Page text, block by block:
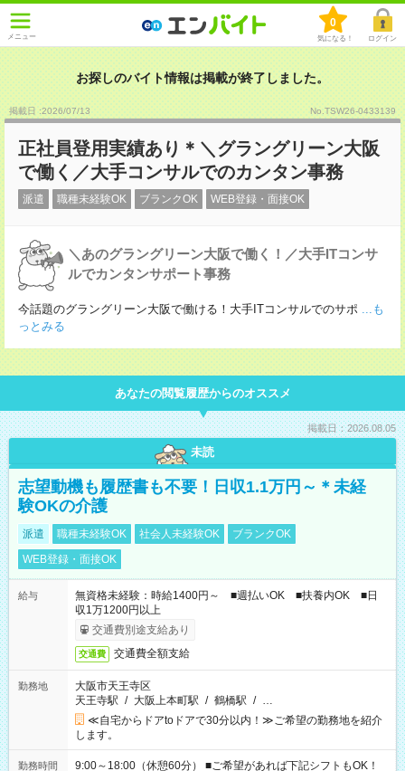
メニュー
0
気になる！ ログイン
お探しのバイト情報は掲載が終了しました。
掲載日 :2026/07/13 No.TSW26-0433139
正社員登用実績あり＊＼グラングリーン大阪
で働く／大手コンサルでのカンタン事務
派遣 職種未経験OK ブランクOK WEB登録・面接OK
＼あのグラングリーン大阪で働く！／大手ITコンサ
ルでカンタンサポート事務
今話題のグラングリーン大阪で働ける！大手ITコンサルでのサポ ...も
っとみる
あなたの閲覧履歴からのオススメ
掲載日：2026.08.05
未読
志望動機も履歴書も不要！日収1.1万円～＊未経
験OKの介護
派遣 職種未経験OK 社会人未経験OK
ブランクOK
WEB登録・面接OK
給与
無資格未経験：時給1400円～ ■週払いOK ■扶養内OK ■日
収1万1200円以上
交通費別途支給あり
交通費 交通費全額支給
勤務地
大阪市天王寺区
天王寺駅 / 大阪上本町駅 / 鶴橋駅 / …
≪自宅からドアtoドアで30分以内！≫ご希望の勤務地を紹介
します。
勤務時間
9:00～18:00（休憩60分） ■ご希望があれば下記シフトもOK！